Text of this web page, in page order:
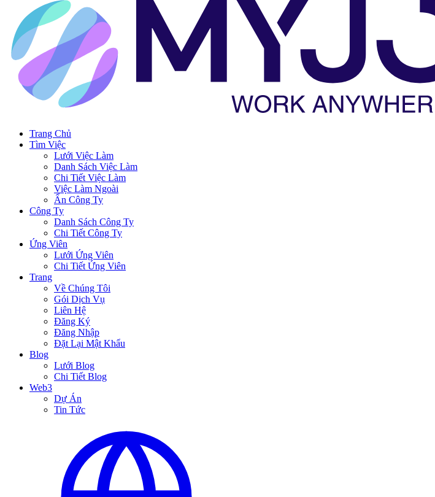
Trang Chủ
Tìm Việc
Lưới Việc Làm
Danh Sách Việc Làm
Chi Tiết Việc Làm
Việc Làm Ngoài
Ẩn Công Ty
Công Ty
Danh Sách Công Ty
Chi Tiết Công Ty
Ứng Viên
Lưới Ứng Viên
Chi Tiết Ứng Viên
Trang
Về Chúng Tôi
Gói Dịch Vụ
Liên Hệ
Đăng Ký
Đăng Nhập
Đặt Lại Mật Khẩu
Blog
Lưới Blog
Chi Tiết Blog
Web3
Dự Án
Tin Tức